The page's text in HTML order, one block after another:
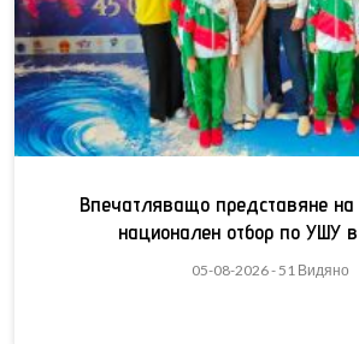
Впечатляващо представяне на
национален отбор по УШУ
05-08-2026 - 51 Видяно